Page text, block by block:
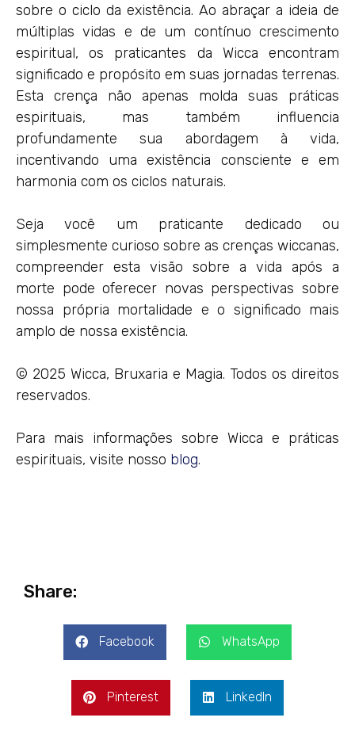
sobre o ciclo da existência. Ao abraçar a ideia de
múltiplas vidas e de um contínuo crescimento
espiritual, os praticantes da Wicca encontram
significado e propósito em suas jornadas terrenas.
Esta crença não apenas molda suas práticas
espirituais, mas também influencia
profundamente sua abordagem à vida,
incentivando uma existência consciente e em
harmonia com os ciclos naturais.
Seja você um praticante dedicado ou
simplesmente curioso sobre as crenças wiccanas,
compreender esta visão sobre a vida após a
morte pode oferecer novas perspectivas sobre
nossa própria mortalidade e o significado mais
amplo de nossa existência.
© 2025 Wicca, Bruxaria e Magia. Todos os direitos
reservados.
Para mais informações sobre Wicca e práticas
espirituais, visite nosso blog.
Share:
Facebook WhatsApp
Pinterest LinkedIn